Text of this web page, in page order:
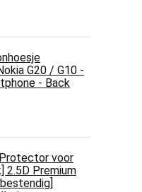
G20 / G10 -
- Back
Protector voor
2.5D Premium